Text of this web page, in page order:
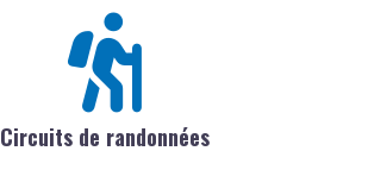
Circuits de randonnées